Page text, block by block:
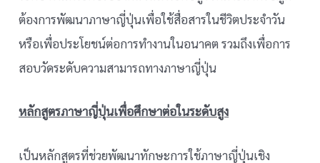
ต้องการพัฒนาภาษาญี่ปุ่นเพื่อใช้สื่อสารในชีวิตประจำวัน
หรือเพื่อประโยชน์ต่อการทำงานในอนาคต รวมถึงเพื่อการ
สอบวัดระดับความสามารถทางภาษาญี่ปุ่น
หลักสูตรภาษาญี่ปุ่นเพื่อศึกษาต่อในระดับสูง
เป็นหลักสูตรที่ช่วยพัฒนาทักษะการใช้ภาษาญี่ปุ่นเชิง